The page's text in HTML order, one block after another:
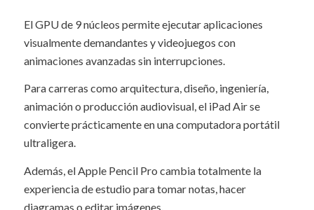
El GPU de 9 núcleos permite ejecutar aplicaciones
visualmente demandantes y videojuegos con
animaciones avanzadas sin interrupciones.
Para carreras como arquitectura, diseño, ingeniería,
animación o producción audiovisual, el iPad Air se
convierte prácticamente en una computadora portátil
ultraligera.
Además, el Apple Pencil Pro cambia totalmente la
experiencia de estudio para tomar notas, hacer
diagramas o editar imágenes.